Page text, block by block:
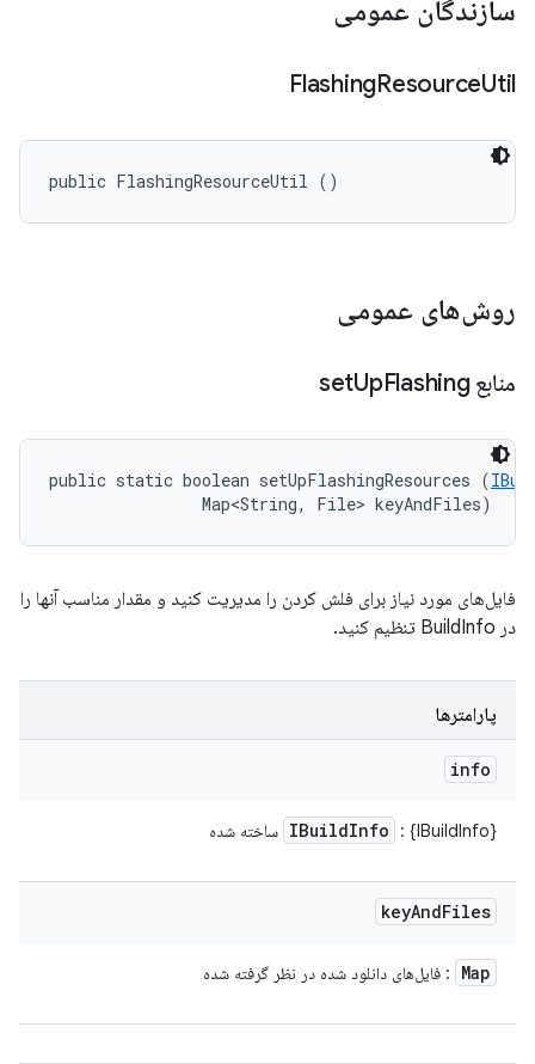
سازندگان عمومی
FlashingResourceUtil
public FlashingResourceUtil ()
روش‌های عمومی
منابع set UpFlashing
public static boolean setUpFlashingResources (
                Map<String, File> keyAndFiles)
فایل‌های مورد نیاز برای فلش کردن را مدیریت کنید و مقدار مناسب آنها را
در BuildInfo تنظیم کنید.
پارامترها
info
IBuildInfo : {IBuildInfo} ساخته شده
keyAndFiles
Map : فایل‌های دانلود شده در نظر گرفته شده